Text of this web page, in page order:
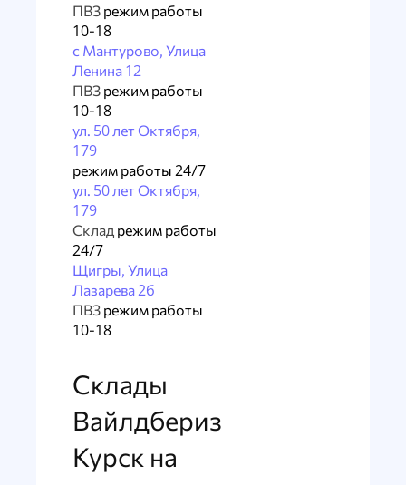
ПВЗ режим работы
10-18
с Мантурово, Улица
Ленина 12
ПВЗ режим работы
10-18
ул. 50 лет Октября,
179
режим работы 24/7
ул. 50 лет Октября,
179
Склад режим работы
24/7
Щигры, Улица
Лазарева 2б
ПВЗ режим работы
10-18
Склады
Вайлдбериз
Курск на